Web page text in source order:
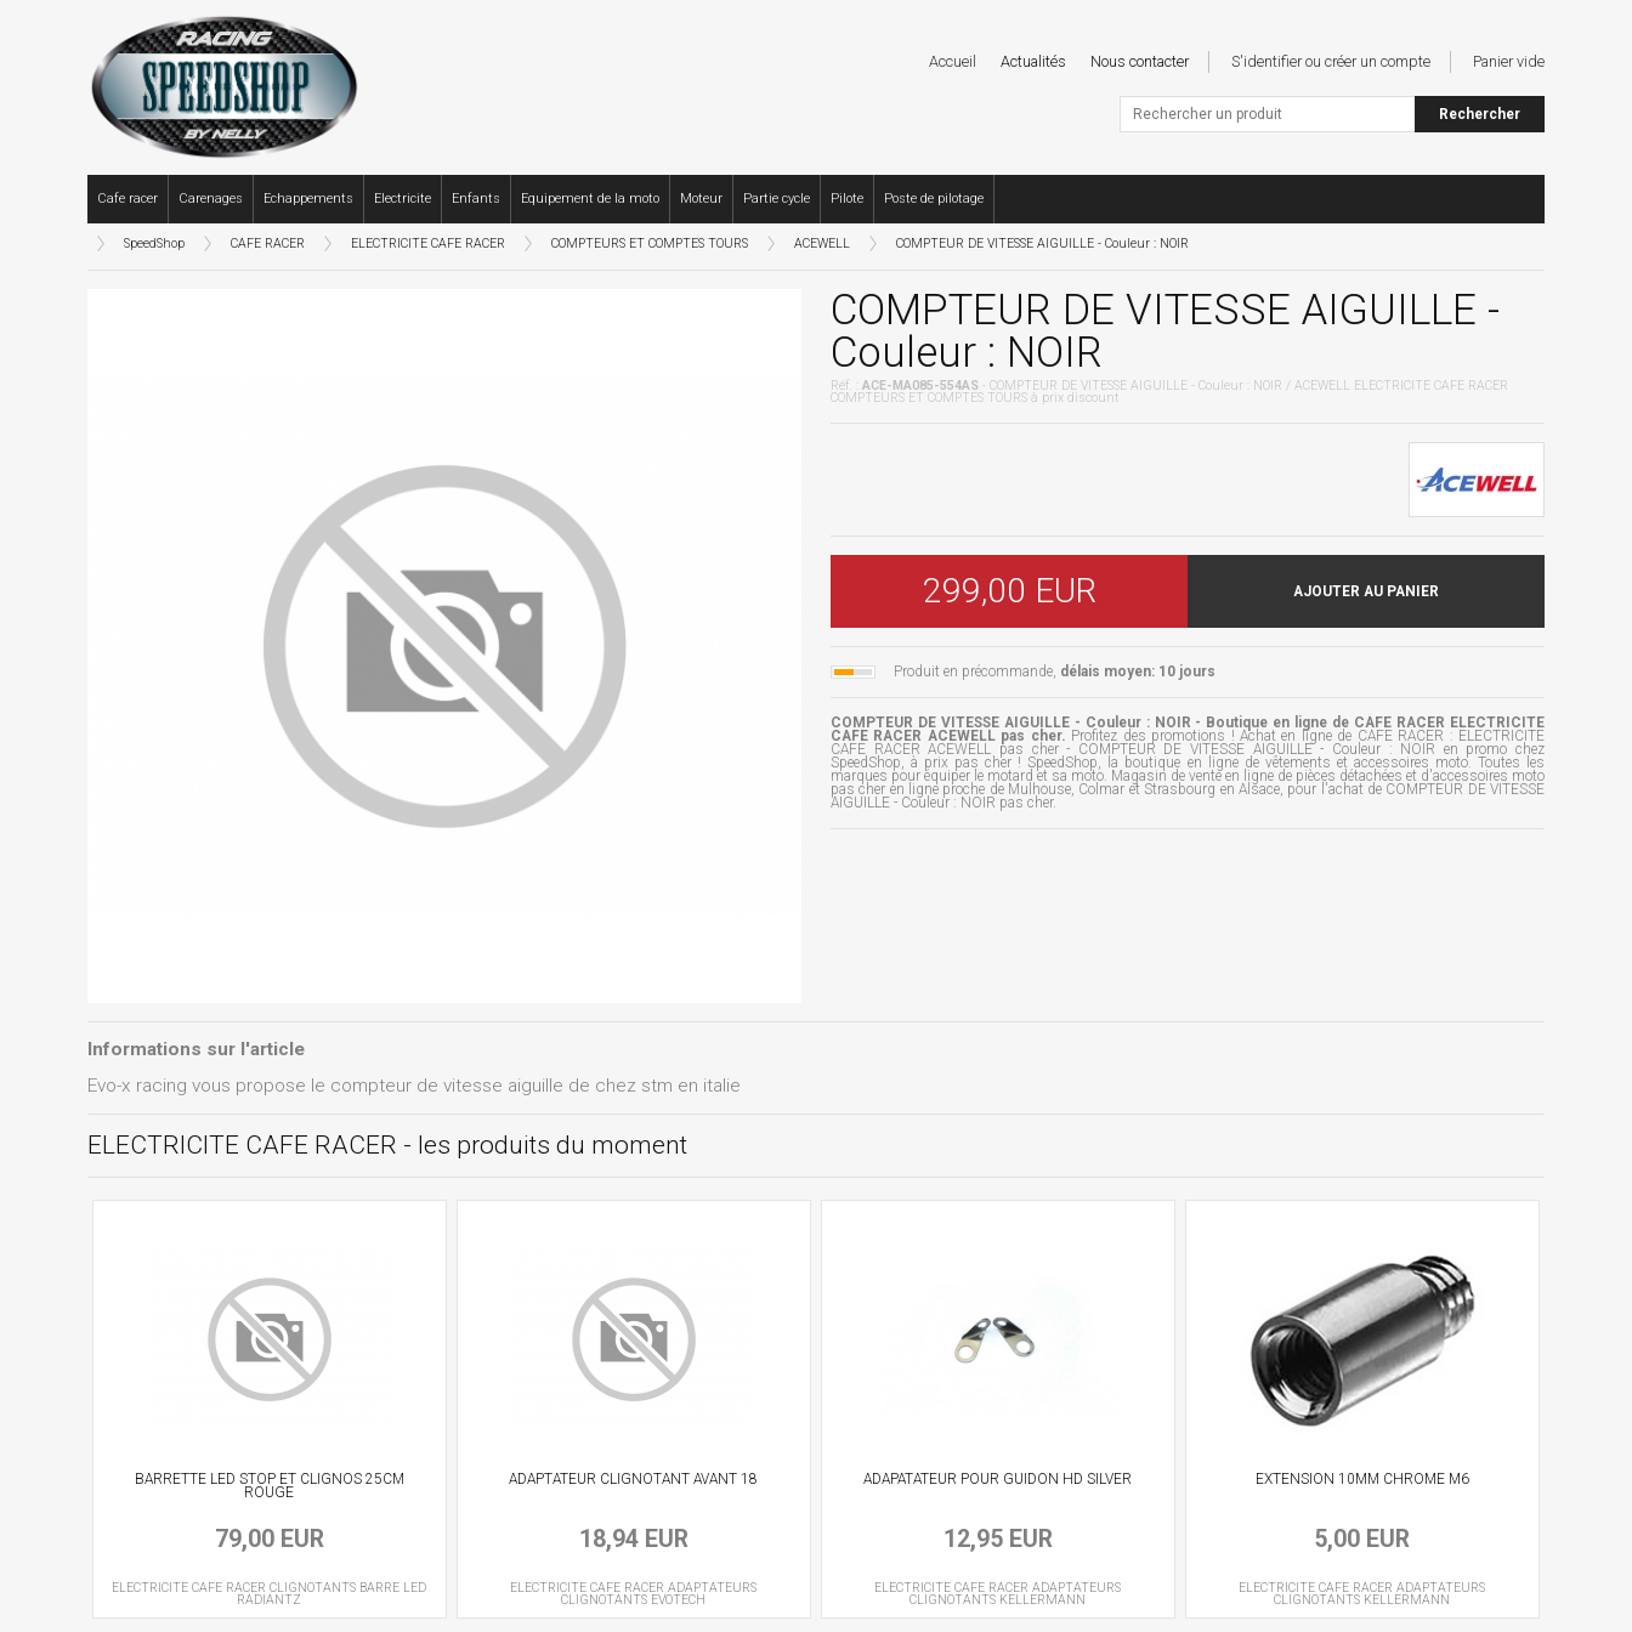
Cafe racer Carenages Echappements Electricite Enfants Equipement de la moto Moteur Partie cycle Pilote Poste de pilotage
Accueil Actualités Nous contacter S'identifier ou créer un compte Panier vide
SpeedShop CAFE RACER ELECTRICITE CAFE RACER COMPTEURS ET COMPTES TOURS ACEWELL COMPTEUR DE VITESSE AIGUILLE - Couleur : NOIR
COMPTEUR DE VITESSE AIGUILLE -
Couleur : NOIR
Réf. : ACE-MA085-554AS - COMPTEUR DE VITESSE AIGUILLE - Couleur : NOIR / ACEWELL ELECTRICITE CAFE RACER
COMPTEURS ET COMPTES TOURS à prix discount
299,00 EUR AJOUTER AU PANIER
Produit en précommande, délais moyen: 10 jours
COMPTEUR DE VITESSE AIGUILLE - Couleur : NOIR - Boutique en ligne de CAFE RACER ELECTRICITE
CAFE RACER ACEWELL pas cher. Profitez des promotions ! Achat en ligne de CAFE RACER : ELECTRICITE
CAFE RACER ACEWELL pas cher - COMPTEUR DE VITESSE AIGUILLE - Couleur : NOIR en promo chez
SpeedShop, à prix pas cher ! SpeedShop, la boutique en ligne de vêtements et accessoires moto. Toutes les
marques pour équiper le motard et sa moto. Magasin de vente en ligne de pièces détachées et d'accessoires moto
pas cher en ligne proche de Mulhouse, Colmar et Strasbourg en Alsace, pour l'achat de COMPTEUR DE VITESSE
AIGUILLE - Couleur : NOIR pas cher.
Informations sur l'article
Evo-x racing vous propose le compteur de vitesse aiguille de chez stm en italie
ELECTRICITE CAFE RACER - les produits du moment
BARRETTE LED STOP ET CLIGNOS 25CM
ROUGE
79,00 EUR
ELECTRICITE CAFE RACER CLIGNOTANTS BARRE LED
RADIANTZ
ADAPTATEUR CLIGNOTANT AVANT 18
18,94 EUR
ELECTRICITE CAFE RACER ADAPTATEURS
CLIGNOTANTS EVOTECH
ADAPATATEUR POUR GUIDON HD SILVER
12,95 EUR
ELECTRICITE CAFE RACER ADAPTATEURS
CLIGNOTANTS KELLERMANN
EXTENSION 10MM CHROME M6
5,00 EUR
ELECTRICITE CAFE RACER ADAPTATEURS
CLIGNOTANTS KELLERMANN